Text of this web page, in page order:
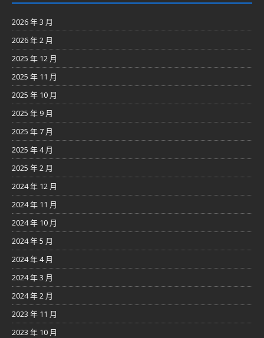
2026 年 3 月
2026 年 2 月
2025 年 12 月
2025 年 11 月
2025 年 10 月
2025 年 9 月
2025 年 7 月
2025 年 4 月
2025 年 2 月
2024 年 12 月
2024 年 11 月
2024 年 10 月
2024 年 5 月
2024 年 4 月
2024 年 3 月
2024 年 2 月
2023 年 11 月
2023 年 10 月